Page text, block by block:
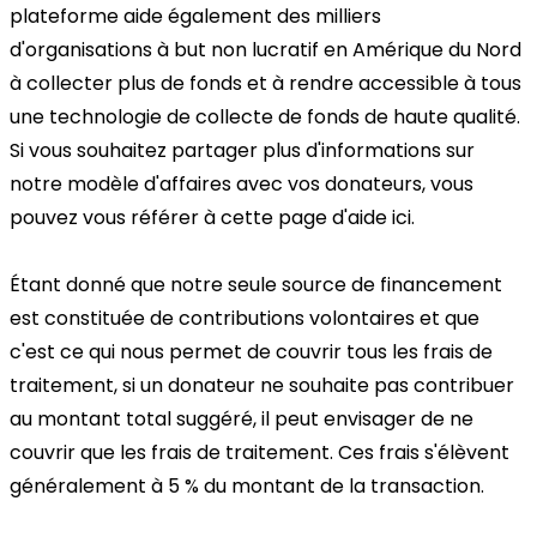
plateforme aide également des milliers
d'organisations à but non lucratif en Amérique du Nord
à collecter plus de fonds et à rendre accessible à tous
une technologie de collecte de fonds de haute qualité.
Si vous souhaitez partager plus d'informations sur
notre modèle d'affaires avec vos donateurs, vous
pouvez vous référer à cette page d'aide ici.
Étant donné que notre seule source de financement
est constituée de contributions volontaires et que
c'est ce qui nous permet de couvrir tous les frais de
traitement, si un donateur ne souhaite pas contribuer
au montant total suggéré, il peut envisager de ne
couvrir que les frais de traitement. Ces frais s'élèvent
généralement à 5 % du montant de la transaction.